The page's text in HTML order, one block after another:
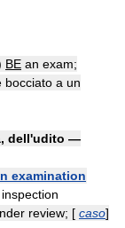
BE an exam;
bocciato a un
dell'udito —
examination
inspection
review; [ caso]